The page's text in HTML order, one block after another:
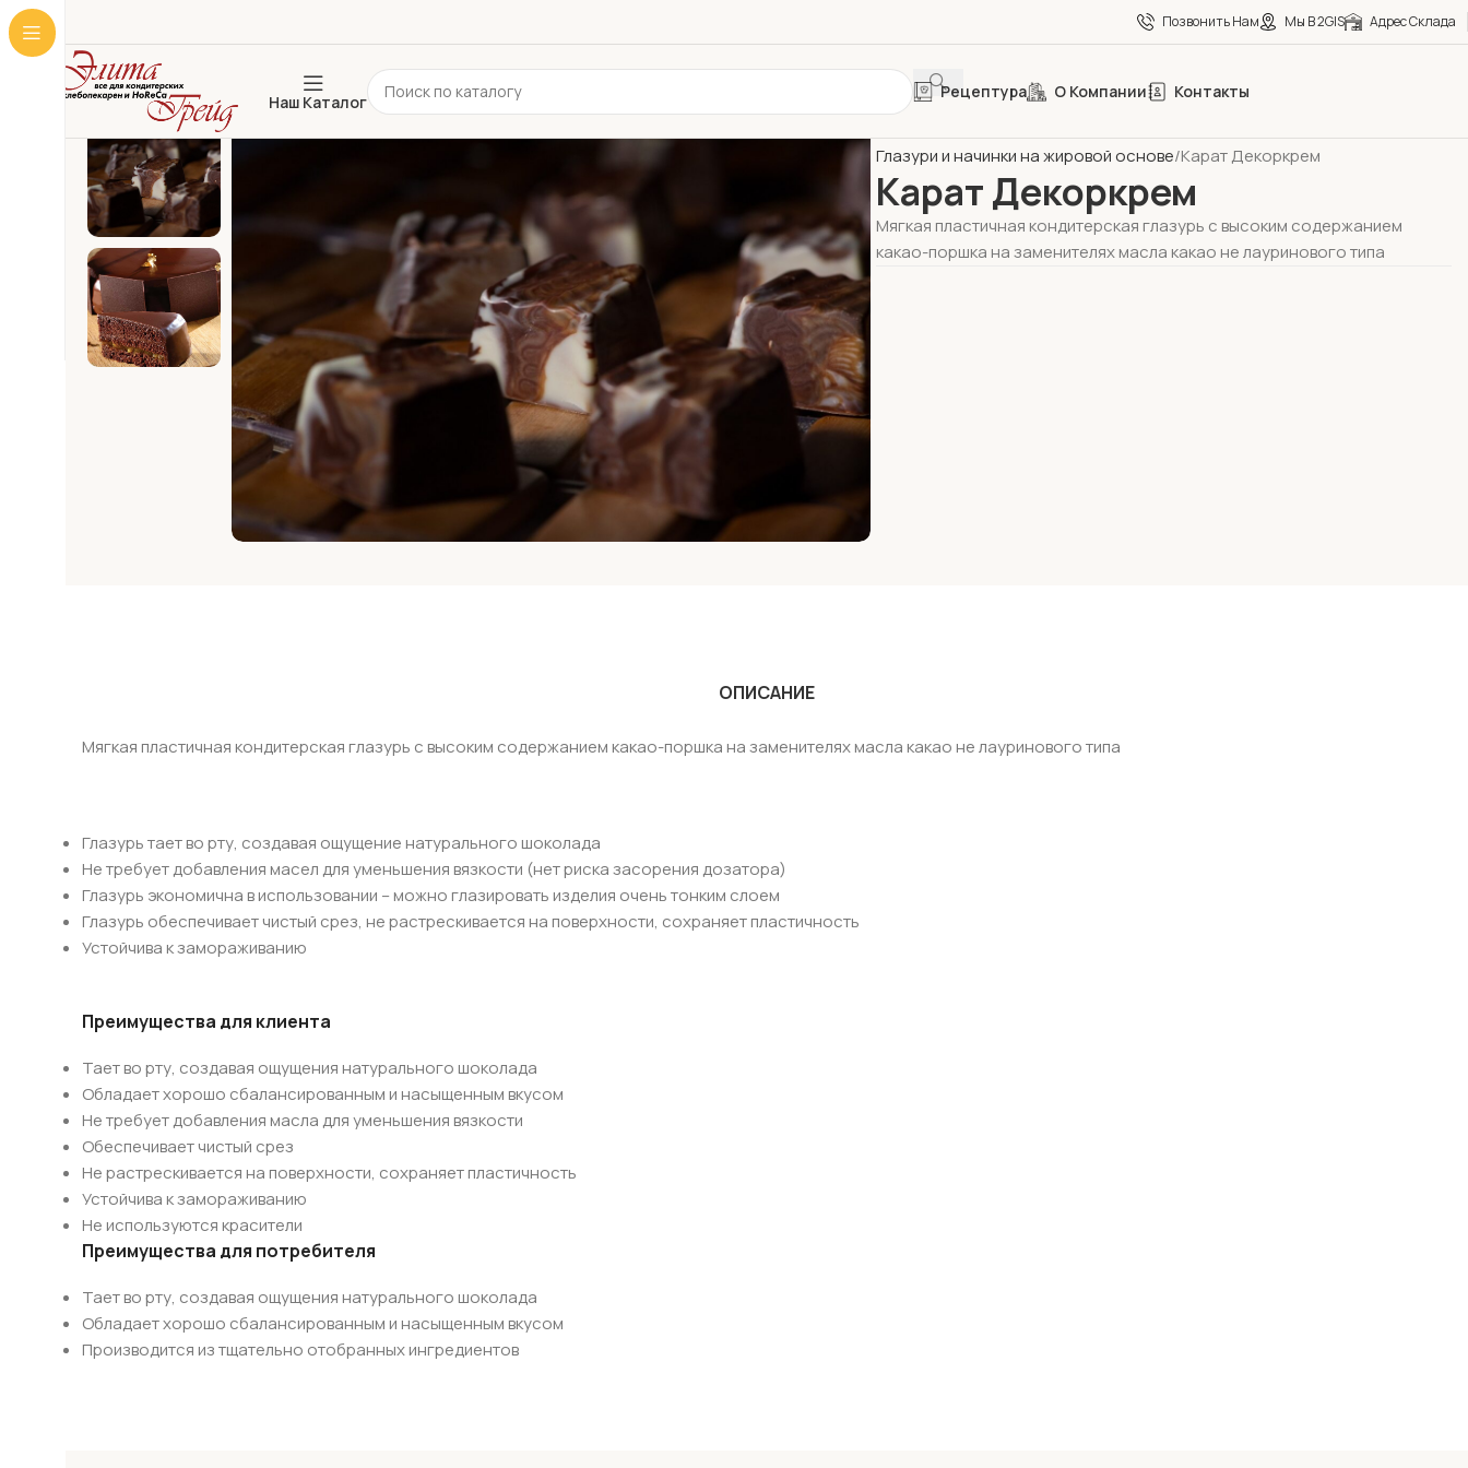
Позвонить Нам Мы В 2GIS Адрес Склада
Наш Каталог
Рецептура О Компании Контакты
Глазури и начинки на жировой основе Карат Декоркрем
Карат Декоркрем
Мягкая пластичная кондитерская глазурь с высоким содержанием
какао-поршка на заменителях масла какао не лауринового типа
ОПИСАНИЕ
Мягкая пластичная кондитерская глазурь с высоким содержанием какао-поршка на заменителях масла какао не лауринового типа
Глазурь тает во рту, создавая ощущение натурального шоколада
Не требует добавления масел для уменьшения вязкости (нет риска засорения дозатора)
Глазурь экономична в использовании – можно глазировать изделия очень тонким слоем
Глазурь обеспечивает чистый срез, не растрескивается на поверхности, сохраняет пластичность
Устойчива к замораживанию
Преимущества для клиента
Тает во рту, создавая ощущения натурального шоколада
Обладает хорошо сбалансированным и насыщенным вкусом
Не требует добавления масла для уменьшения вязкости
Обеспечивает чистый срез
Не растрескивается на поверхности, сохраняет пластичность
Устойчива к замораживанию
Не используются красители
Преимущества для потребителя
Тает во рту, создавая ощущения натурального шоколада
Обладает хорошо сбалансированным и насыщенным вкусом
Производится из тщательно отобранных ингредиентов